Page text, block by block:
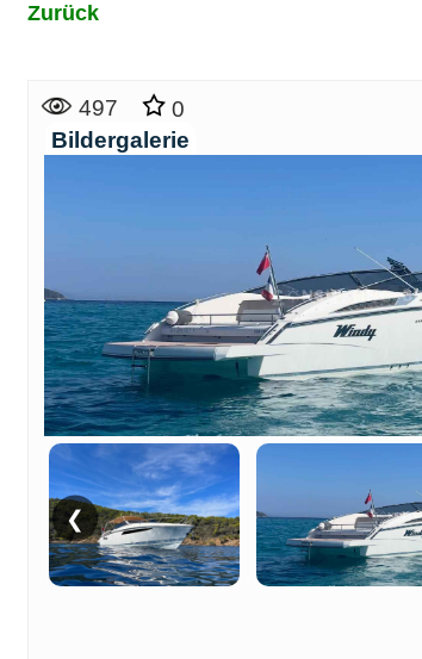
Zurück
497
0
Bildergalerie
❮